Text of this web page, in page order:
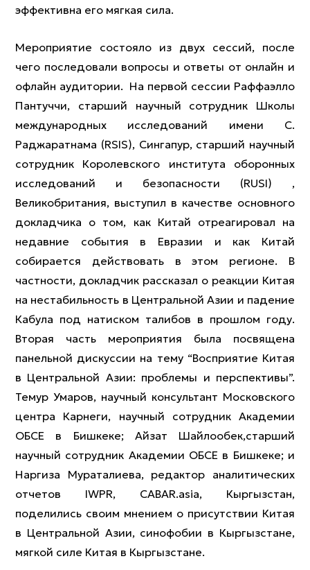
эффективна его мягкая сила.
Мероприятие состояло из двух сессий, после
чего последовали вопросы и ответы от онлайн и
офлайн аудитории. На первой сессии Раффаэлло
Пантуччи, старший научный сотрудник Школы
международных исследований имени С.
Раджаратнама (RSIS), Сингапур, старший научный
сотрудник Королевского института оборонных
исследований и безопасности (RUSI) ,
Великобритания, выступил в качестве основного
докладчика о том, как Китай отреагировал на
недавние события в Евразии и как Китай
собирается действовать в этом регионе. В
частности, докладчик рассказал о реакции Китая
на нестабильность в Центральной Азии и падение
Кабула под натиском талибов в прошлом году.
Вторая часть мероприятия была посвящена
панельной дискуссии на тему “Восприятие Китая
в Центральной Азии: проблемы и перспективы”.
Темур Умаров, научный консультант Московского
центра Карнеги, научный сотрудник Академии
ОБСЕ в Бишкеке; Айзат Шайлообек,старший
научный сотрудник Академии ОБСЕ в Бишкеке; и
Наргиза Мураталиева, редактор аналитических
отчетов IWPR, CABAR.asia, Кыргызстан,
поделились своим мнением о присутствии Китая
в Центральной Азии, синофобии в Кыргызстане,
мягкой силе Китая в Кыргызстане.